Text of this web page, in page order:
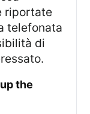
riportate
telefonata
di